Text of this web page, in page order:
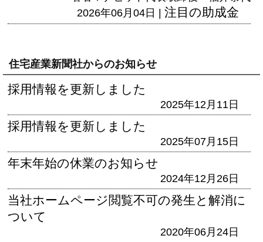
2026年06月04日 | 注目の助成金
住宅産業新聞社からのお知らせ
採用情報を更新しました
2025年12月11日
採用情報を更新しました
2025年07月15日
年末年始の休業のお知らせ
2024年12月26日
当社ホームページ閲覧不可の発生と解消に
ついて
2020年06月24日